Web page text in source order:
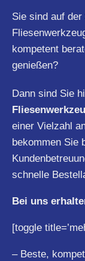
Sie sind auf
kompetent
genießen?
Dann sind Sie
einer Vielzahl
bekommen Sie
schnelle
Bei uns
[toggle
– Beste,